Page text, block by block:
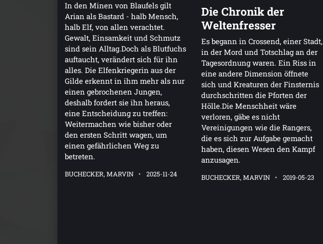
In den Minen von Blaufels gilt
Arian als Bastard - halb Mensch,
halb Elf, von allen verachtet.
Gewalt, Einsamkeit und Schmutz
sind sein Alltag.Doch als Blutfuchs
auftaucht, verändert sich für ihn
alles. Die Elfenkriegerin aus der
Gilde erkennt in ihm mehr als nur
einen gebrochenen Jungen,
deshalb fordert sie ihn heraus,
eine Entscheidung zu treffen:
Weitermachen wie bisher oder
den ersten Schritt wagen, um
einen gefährlichen Weg zu
betreten.
BUCHECKER, MARVIN 2025-11-24
Die Chronik der
Weltenfresser
Es begann in Crossend, einer Stadt,
in der Mord und Totschlag an der
Tagesordnung waren. Ein Riss in
eine andere Dimension öffnete
sich und Kreaturen der Finsternis
durchschritten die Pforten der
Hölle.Die Menschheit wäre
verloren, gäbe es nicht
Vereinigungen wie die Rangers,
die es sich zur Aufgabe gemacht
haben, diesen Wesen den Kampf
anzusagen.
BUCHECKER, MARVIN 2019-05-23